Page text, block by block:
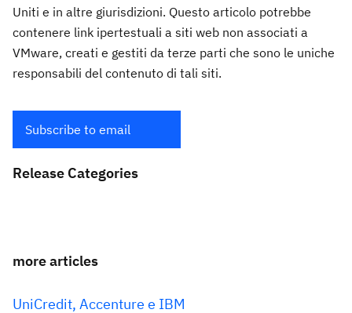
Uniti e in altre giurisdizioni. Questo articolo potrebbe
contenere link ipertestuali a siti web non associati a
VMware, creati e gestiti da terze parti che sono le uniche
responsabili del contenuto di tali siti.
Subscribe to email
Release Categories
more articles
UniCredit, Accenture e IBM